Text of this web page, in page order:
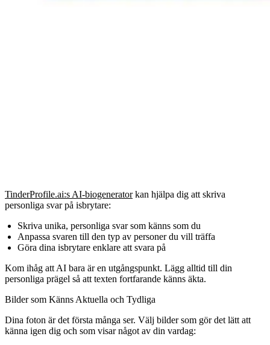
TinderProfile.ai:s AI-biogeneratorkan hjälpa dig att skriva
personliga svar på isbrytare:
Skriva unika, personliga svar som känns som du
Anpassa svaren till den typ av personer du vill träffa
Göra dina isbrytare enklare att svara på
Kom ihåg att AI bara är en utgångspunkt. Lägg alltid till din
personliga prägel så att texten fortfarande känns äkta.
Bilder som Känns Aktuella och Tydliga
Dina foton är det första många ser. Välj bilder som gör det lätt att
känna igen dig och som visar något av din vardag: